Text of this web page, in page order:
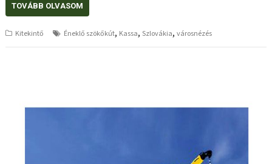
TOVÁBB OLVASOM
Kitekintő Éneklő szökőkút, Kassa, Szlovákia,városnézés